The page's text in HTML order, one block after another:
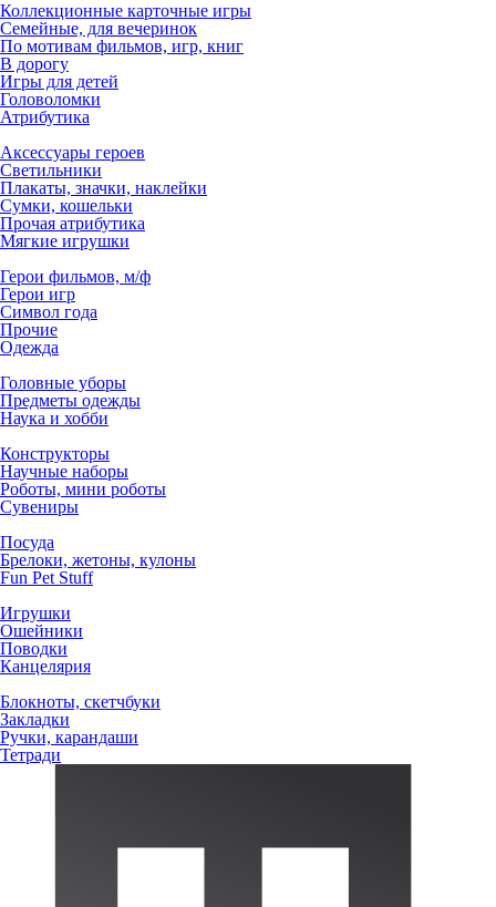
Коллекционные карточные игры
Семейные, для вечеринок
По мотивам фильмов, игр, книг
В дорогу
Игры для детей
Головоломки
Атрибутика
Аксессуары героев
Светильники
Плакаты, значки, наклейки
Сумки, кошельки
Прочая атрибутика
Мягкие игрушки
Герои фильмов, м/ф
Герои игр
Символ года
Прочие
Одежда
Головные уборы
Предметы одежды
Наука и хобби
Конструкторы
Научные наборы
Роботы, мини роботы
Сувениры
Посуда
Брелоки, жетоны, кулоны
Fun Pet Stuff
Игрушки
Ошейники
Поводки
Канцелярия
Блокноты, скетчбуки
Закладки
Ручки, карандаши
Тетради